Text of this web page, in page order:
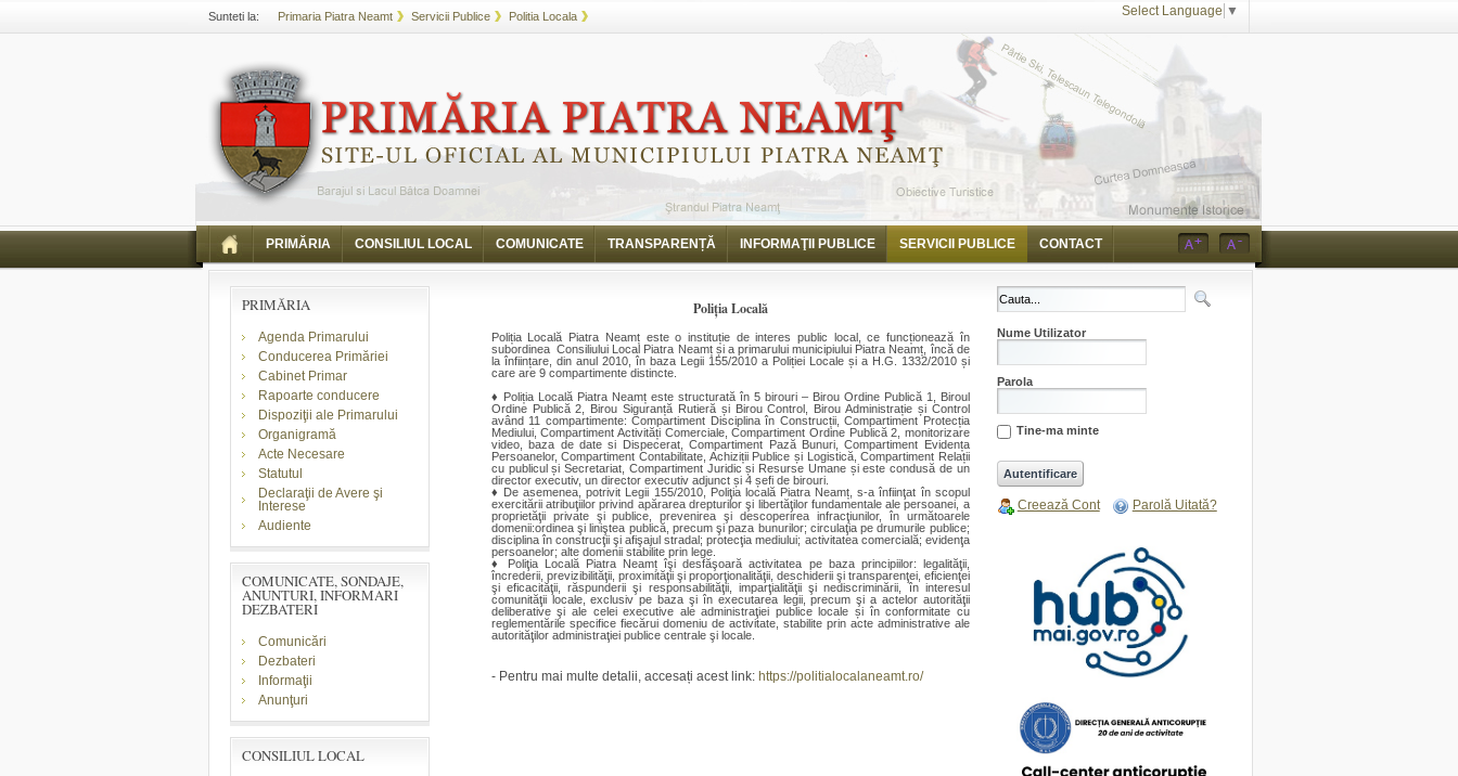
Sunteti la: Primaria Piatra Neamt Servicii Publice Politia Locala Select Language ▼
PRIMĂRIA CONSILIUL LOCAL COMUNICATE TRANSPARENȚĂ INFORMAŢII PUBLICE SERVICII PUBLICE CONTACT
PRIMĂRIA
Agenda Primarului
Conducerea Primăriei
Cabinet Primar
Rapoarte conducere
Dispoziţii ale Primarului
Organigramă
Acte Necesare
Statutul
Declaraţii de Avere şi
Interese
Audiente
COMUNICATE, SONDAJE,
ANUNTURI, INFORMARI
DEZBATERI
Comunicări
Dezbateri
Informaţii
Anunţuri
CONSILIUL LOCAL
Poliția Locală
Poliția Locală Piatra Neamț este o instituție de interes public local, ce funcționează în
subordinea Consiliului Local Piatra Neamț și a primarului municipiului Piatra Neamț, încă de
la înființare, din anul 2010, în baza Legii 155/2010 a Poliției Locale și a H.G. 1332/2010 și
care are 9 compartimente distincte.
♦ Poliția Locală Piatra Neamț este structurată în 5 birouri – Birou Ordine Publică 1, Biroul
Ordine Publică 2, Birou Siguranță Rutieră și Birou Control, Birou Administrație și Control
având 11 compartimente: Compartiment Disciplina în Construcții, Compartiment Protecția
Mediului, Compartiment Activități Comerciale, Compartiment Ordine Publică 2, monitorizare
video, baza de date si Dispecerat, Compartiment Pază Bunuri, Compartiment Evidența
Persoanelor, Compartiment Contabilitate, Achiziții Publice și Logistică, Compartiment Relații
cu publicul și Secretariat, Compartiment Juridic și Resurse Umane și este condusă de un
director executiv, un director executiv adjunct și 4 șefi de birouri.
♦ De asemenea, potrivit Legii 155/2010, Poliţia locală Piatra Neamț, s-a înfiinţat în scopul
exercitării atribuţiilor privind apărarea drepturilor şi libertăţilor fundamentale ale persoanei, a
proprietăţii private şi publice, prevenirea şi descoperirea infracţiunilor, în următoarele
domenii:ordinea şi liniştea publică, precum şi paza bunurilor; circulaţia pe drumurile publice;
disciplina în construcţii şi afişajul stradal; protecţia mediului; activitatea comercială; evidenţa
persoanelor; alte domenii stabilite prin lege.
♦ Poliţia Locală Piatra Neamț îşi desfăşoară activitatea pe baza principiilor: legalităţii,
încrederii, previzibilităţii, proximităţii şi proporţionalităţii, deschiderii şi transparenţei, eficienţei
şi eficacităţii, răspunderii şi responsabilităţii, imparţialităţii şi nediscriminării, în interesul
comunităţii locale, exclusiv pe baza şi în executarea legii, precum şi a actelor autorităţii
deliberative şi ale celei executive ale administraţiei publice locale și în conformitate cu
reglementările specifice fiecărui domeniu de activitate, stabilite prin acte administrative ale
autorităţilor administraţiei publice centrale şi locale.
- Pentru mai multe detalii, accesați acest link: https://politialocalaneamt.ro/
Nume Utilizator
Parola
Tine-ma minte
Creează Cont Parolă Uitată?